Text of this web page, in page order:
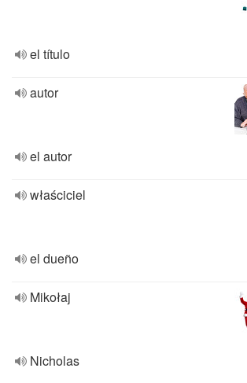
el título
autor
el autor
właściciel
el dueño
Mikołaj
Nicholas